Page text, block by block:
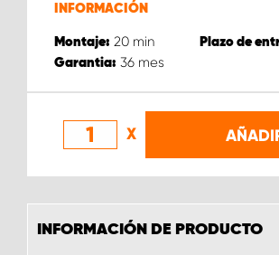
INFORMACIÓN
Montaje: 20 min Plazo de
Garantia: 36 mes
X
INFORMACIÓN DE PRODUCTO